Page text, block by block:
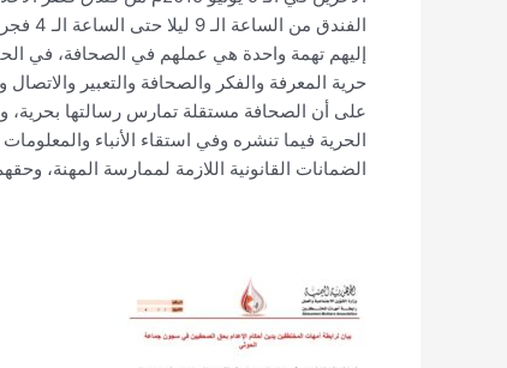
إليهم تهمة واحدة هي عملهم في الصحافة، في
حرية المعرفة والفكر والصحافة والتعبير
على أن الصحافة مستقلة تمارس رسالتها بحرية،
الحرية فيما تنشره وفي استقاء الأنباء
الضمانات القانونية اللازمة لممارسة المهنة،